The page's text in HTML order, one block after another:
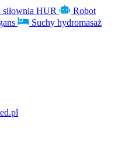
HUR
Robot
Suchy hydromasaż